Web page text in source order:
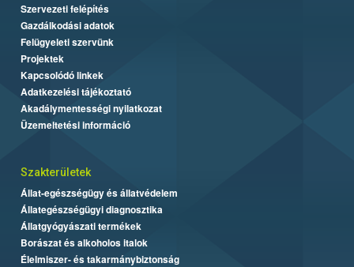
Szervezeti felépítés
Gazdálkodási adatok
Felügyeleti szervünk
Projektek
Kapcsolódó linkek
Adatkezelési tájékoztató
Akadálymentességi nyilatkozat
Üzemeltetési információ
Szakterületek
Állat-egészségügy és állatvédelem
Állategészségügyi diagnosztika
Állatgyógyászati termékek
Borászat és alkoholos italok
Élelmiszer- és takarmánybiztonság